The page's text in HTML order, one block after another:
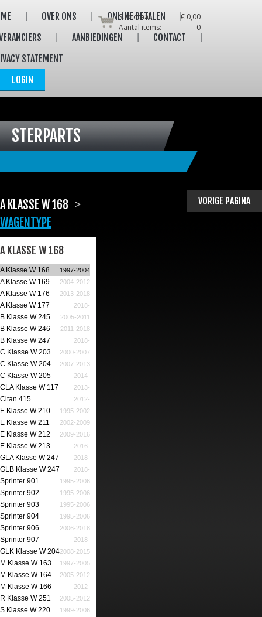
OVER ONS
ONLINE BETALEN
AANBIEDINGEN
CONTACT
STATEMENT
Subtotaal:
€ 0,00
Aantal items:
0
LOGIN
STERPARTS
A KLASSE W 168 >
WAGENTYPE
VORIGE PAGINA
A KLASSE W 168
A Klasse W 168 1997-2004
A Klasse W 169 2004-2012
A Klasse W 176 2013-2018
A Klasse W 177 2018-
B Klasse W 245 2005-2011
B Klasse W 246 2011-2018
B Klasse W 247 2018-
C Klasse W 203 2000-2007
C Klasse W 204 2007-2013
C Klasse W 205 2014-
CLA Klasse W 117 2013-
Citan 415 2012-
E Klasse W 210 1995-2002
E Klasse W 211 2002-2009
E Klasse W 212 2009-2016
E Klasse W 213 2016-
GLA Klasse W 247 2018-
GLB Klasse W 247 2018-
Sprinter 901 1995-2006
Sprinter 902 1995-2006
Sprinter 903 1995-2006
Sprinter 904 1995-2006
Sprinter 906 2006-2018
Sprinter 907 2018-
GLK Klasse W 2042008-2015
M Klasse W 163 1997-2005
M Klasse W 164 2005-2012
M Klasse W 166 2012-
R Klasse W 251 2005-2012
S Klasse W 220 1999-2006